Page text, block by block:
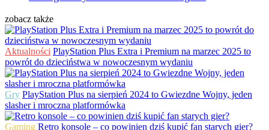
zobacz także
Aktualności PlayStation Plus Extra i Premium na marzec 2025 to
powrót do dzieciństwa w nowoczesnym wydaniu
Gry PlayStation Plus na sierpień 2024 to Gwiezdne Wojny, jeden
slasher i mroczna platformówka
Gaming Retro konsole – co powinien dziś kupić fan starych gier?